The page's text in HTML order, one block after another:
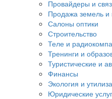
Провайдеры и
Продажа земель и
Салоны оптики
Строительство
Теле и
Тренинги и
Туристические и
Финансы
Экология и
Юридические